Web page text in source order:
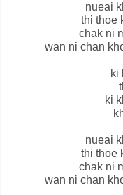
nueai
thi thoe
chak ni
wan ni chan
ki
ki
nueai
thi thoe
chak ni
wan ni chan